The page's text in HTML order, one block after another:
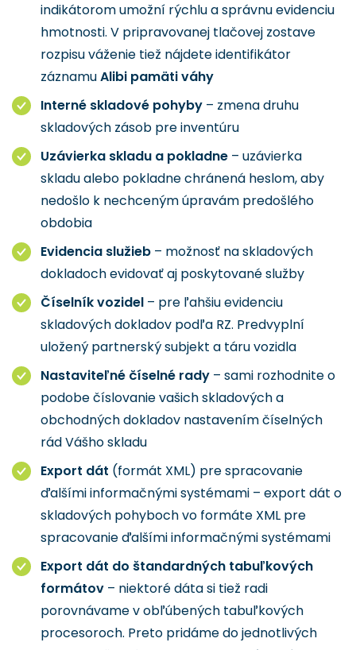
indikátorom umožní rýchlu a správnu evidenciu
hmotnosti. V pripravovanej tlačovej zostave
rozpisu váženie tiež nájdete identifikátor
záznamuAlibi pamäti váhy
Interné skladové pohyby – zmena druhu
skladových zásob pre inventúru
Uzávierka skladu a pokladne – uzávierka
skladu alebo pokladne chránená heslom, aby
nedošlo k nechceným úpravám predošlého
obdobia
Evidencia služieb – možnosť na skladových
dokladoch evidovať aj poskytované služby
Číselník vozidel – pre ľahšiu evidenciu
skladových dokladov podľa RZ. Predvyplní
uložený partnerský subjekt a táru vozidla
Nastaviteľné číselné rady – sami rozhodnite o
podobe číslovanie vašich skladových a
obchodných dokladov nastavením číselných
rád Vášho skladu
Export dát (formát XML) pre spracovanie
ďalšími informačnými systémami – export dát o
skladových pohyboch vo formáte XML pre
spracovanie ďalšími informačnými systémami
Export dát do štandardných tabuľkových
formátov – niektoré dáta si tiež radi
porovnávame v obľúbených tabuľkových
procesoroch. Preto pridáme do jednotlivých